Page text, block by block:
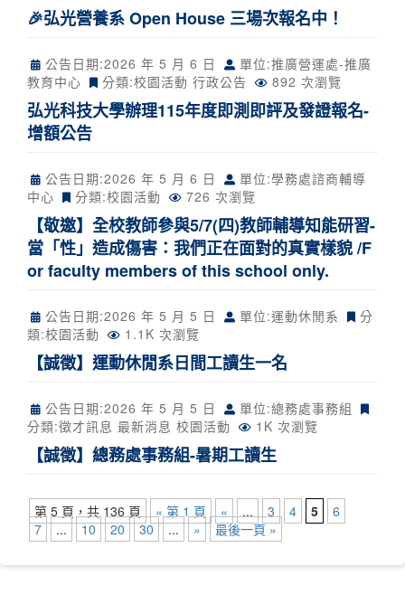
🎉弘光營養系 Open House 三場次報名中！
公告日期:2026 年 5 月 6 日
單位:推廣營運處-推廣
教育中心
分類:校園活動 行政公告 892 次瀏覽
弘光科技大學辦理115年度即測即評及發證報名-
增額公告
公告日期:2026 年 5 月 6 日
單位:學務處諮商輔導
中心
分類:校園活動 726 次瀏覽
【敬邀】全校教師參與5/7(四)教師輔導知能研習-
當「性」造成傷害：我們正在面對的真實樣貌 /F
or faculty members of this school only.
公告日期:2026 年 5 月 5 日 單位:運動休閒系
分
類:校園活動 1.1K 次瀏覽
【誠徵】運動休閒系日間工讀生一名
公告日期:2026 年 5 月 5 日
單位:總務處事務組
分類:徵才訊息 最新消息 校園活動 1K 次瀏覽
【誠徵】總務處事務組-暑期工讀生
第 5 頁，共 136 頁 « 第 1 頁 « ... 3 4 5
6
7
... 10 20 30 ... » 最後一頁 »